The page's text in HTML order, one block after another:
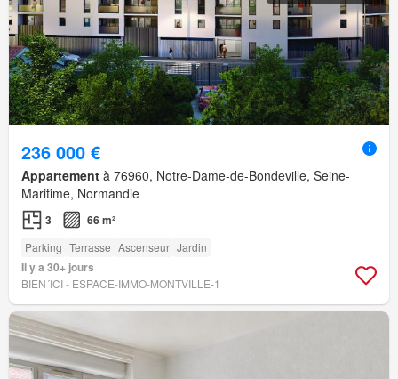
236 000 €
Appartement à 76960, Notre-Dame-de-Bondeville, Seine-
Maritime, Normandie
3 66 m²
Parking Terrasse Ascenseur Jardin
Il y a 30+ jours
BIEN´ICI - ESPACE-IMMO-MONTVILLE-1